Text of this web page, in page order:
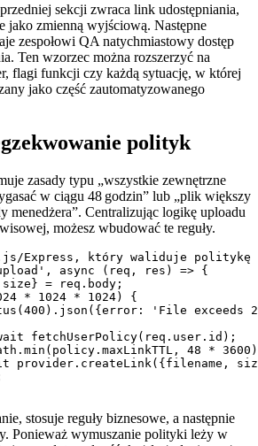
sekcji zwraca link udostępniania,
jako zmienną wyjściową. Następne
zespołowi QA natychmiastowy dostęp
Ten wzorzec można rozszerzyć na
flagi funkcji czy każdą sytuację, w której
jako część zautomatyzowanego
polityk
zasady typu „wszystkie zewnętrzne
w ciągu 48 godzin” lub „plik większy
menedżera”. Centralizując logikę uploadu
możesz wbudować te reguły.
Express, który waliduje politykę
async (req, res) => {
= req.body;
* 1024 * 1024) {
'File exceeds
fetchUserPolicy(req.user.id);
48 *
provider.createLink({filename,
stosuje reguły biznesowe, a następnie
Ponieważ wymuszanie polityki leży w